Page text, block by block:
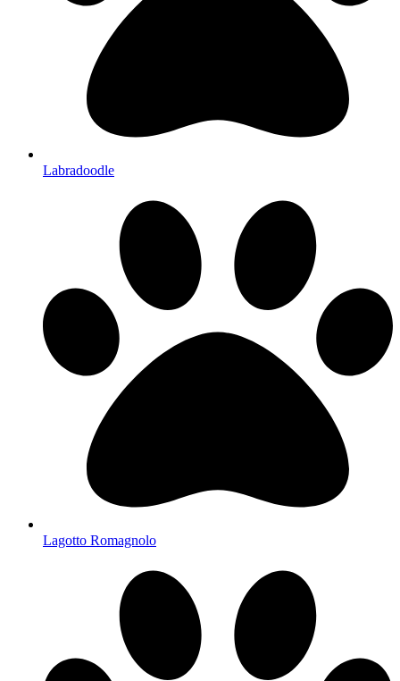
Labradoodle
Lagotto Romagnolo